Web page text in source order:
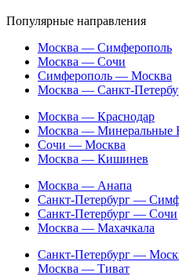
Популярные направления
Москва — Симферополь
Москва — Сочи
Симферополь — Москва
Москва — Санкт-
Москва — Краснодар
Москва — Минеральные
Сочи — Москва
Москва — Кишинев
Москва — Анапа
Санкт-Петербург —
Санкт-Петербург — Сочи
Москва — Махачкала
Санкт-Петербург —
Москва — Тиват